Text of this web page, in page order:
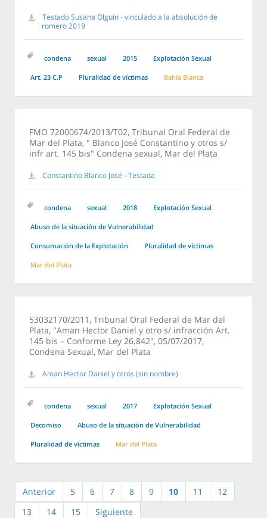
Testado Susana Olguín - vinculado a la absolución de
romero 2019
condena sexual 2015 Explotación Sexual
Art. 23 C.P Pluralidad de víctimas Bahía Blanca
FMO 72000674/2013/T02, Tribunal Oral Federal de
Mar del Plata, " Blanco José Constantino y otros s/
infr art. 145 bis" Condena sexual, Mar del Plata
Constantino Blanco José - Testada
condena sexual 2018 Explotación Sexual
Abuso de la situación de Vulnerabilidad
Consumación de la Explotación Pluralidad de víctimas
Mar del Plata
53032170/2011, Tribunal Oral Federal de Mar del
Plata, "Aman Hector Daniel y otro s/ infracción Art.
145 bis – Conforme Ley 26.842", 05/07/2017,
Condena Sexual, Mar del Plata
Aman Hector Daniel y otros (sin nombre)
condena sexual 2017 Explotación Sexual
Decomiso Abuso de la situación de Vulnerabilidad
Pluralidad de víctimas Mar del Plata
Anterior 5 6 7 8 9 10 11
12
13
14 15 Siguiente